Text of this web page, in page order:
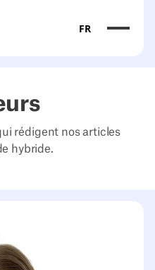
FR
rédigent nos articles
hybride.